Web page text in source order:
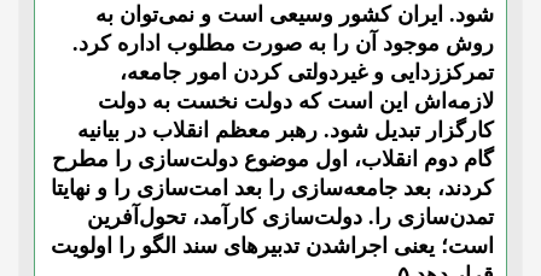
شود. ایران کشور وسیعی است و نمی‌توان به
روش موجود آن را به صورت مطلوب اداره کرد.
تمرکززدایی و غیردولتی کردن امور جامعه،
لازمه‌اش این است که دولت نخست به دولت
کارگزار تبدیل شود. رهبر معظم انقلاب در بیانیه
گام دوم انقلاب، اول موضوع دولت‌سازی را مطرح
کردند، بعد جامعه‌سازی را بعد امت‌سازی را و نهایتا
تمدن‌سازی را. دولت‌سازی کارآمد، تحول‌آفرین
است؛ یعنی اجراشدن تدبیرهای سند الگو را اولویت